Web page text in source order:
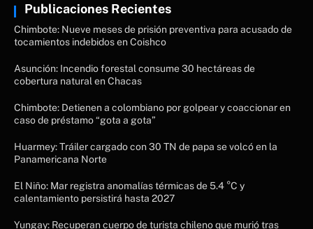
Publicaciones Recientes
Chimbote: Nueve meses de prisión preventiva para acusado de
tocamientos indebidos en Coishco
Asunción: Incendio forestal consume 30 hectáreas de
cobertura natural en Chacas
Chimbote: Detienen a colombiano por golpear y coaccionar en
caso de préstamo “gota a gota”
Huarmey: Tráiler cargado con 30 TN de papa se volcó en la
Panamericana Norte
El Niño: Mar registra anomalías térmicas de 5.4 °C y
calentamiento persistirá hasta 2027
Yungay: Recuperan cuerpo de turista chileno que murió tras